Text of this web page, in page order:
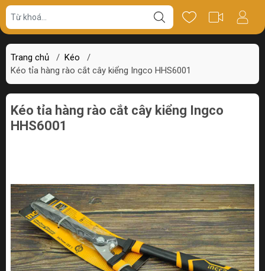
Trang chủ / Kéo
/
Kéo tỉa hàng rào cắt cây kiểng Ingco HHS6001
Giá bán Thông số Review
Kéo tỉa hàng rào cắt cây kiểng Ingco
HHS6001